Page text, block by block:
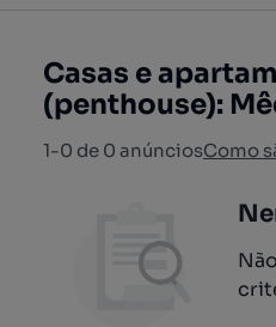
Casas e
(penthouse):
1-0 de 0 anúnciosComo